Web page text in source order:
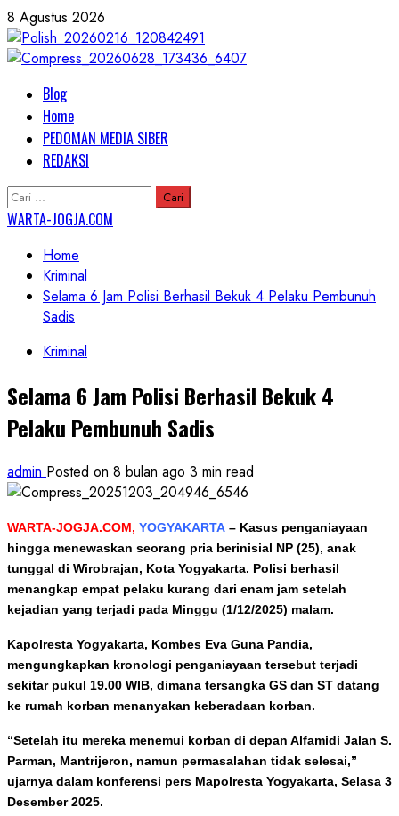
Skip
to
content
8 Agustus 2026
Primary
Menu
Blog
Home
PEDOMAN MEDIA SIBER
REDAKSI
Cari
untuk:
WARTA-JOGJA.COM
Home
Kriminal
Selama 6 Jam Polisi Berhasil Bekuk 4 Pelaku Pembunuh
Sadis
Kriminal
Selama 6 Jam Polisi Berhasil Bekuk 4
Pelaku Pembunuh Sadis
admin Posted on 8 bulan ago 3 min read
WARTA-JOGJA.COM, YOGYAKARTA – Kasus penganiayaan
hingga menewaskan seorang pria berinisial NP (25), anak
tunggal di Wirobrajan, Kota Yogyakarta. Polisi berhasil
menangkap empat pelaku kurang dari enam jam setelah
kejadian yang terjadi pada Minggu (1/12/2025) malam.
Kapolresta Yogyakarta, Kombes Eva Guna Pandia,
mengungkapkan kronologi penganiayaan tersebut terjadi
sekitar pukul 19.00 WIB, dimana tersangka GS dan ST datang
ke rumah korban menanyakan keberadaan korban.
“Setelah itu mereka menemui korban di depan Alfamidi Jalan S.
Parman, Mantrijeron, namun permasalahan tidak selesai,”
ujarnya dalam konferensi pers Mapolresta Yogyakarta, Selasa 3
Desember 2025.